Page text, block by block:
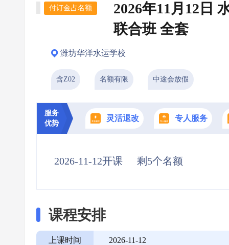
付订金占名额
2026年11月12日
联合班 全套
潍坊华洋水运学校
含Z02 名额有限 中途会放假
服务
优势
灵活退改 专人服务
2026-11-12开课 剩5个名额
课程安排
上课时间 2026-11-12